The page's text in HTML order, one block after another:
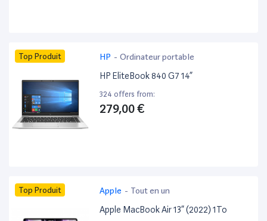
Top Produit HP - Ordinateur portable
HP EliteBook 840 G7 14”
324 offers from:
279,00 €
Top Produit Apple - Tout en un
Apple MacBook Air 13” (2022) 1To